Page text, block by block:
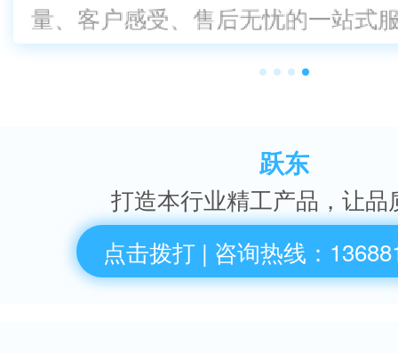
量、客户感受、售后无忧
产提供了强有
量、客户感受、售后无忧的一站式
产提供了强有
跃东
打造本行业精工产品，让品
点击拨打 | 咨询热线：